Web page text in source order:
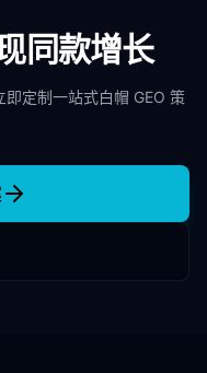
同款增长
定制一站式白帽 GEO 策